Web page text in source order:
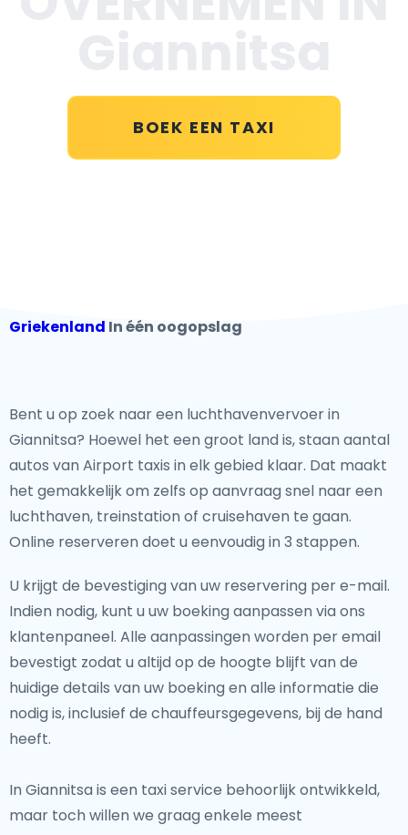
BOEK EEN TAXI
Griekenland In één oogopslag
Bent u op zoek naar een luchthavenvervoer in
Giannitsa? Hoewel het een groot land is, staan aantal
autos van Airport taxis in elk gebied klaar. Dat maakt
het gemakkelijk om zelfs op aanvraag snel naar een
luchthaven, treinstation of cruisehaven te gaan.
Online reserveren doet u eenvoudig in 3 stappen.
U krijgt de bevestiging van uw reservering per e-mail.
Indien nodig, kunt u uw boeking aanpassen via ons
klantenpaneel. Alle aanpassingen worden per email
bevestigt zodat u altijd op de hoogte blijft van de
huidige details van uw boeking en alle informatie die
nodig is, inclusief de chauffeursgegevens, bij de hand
heeft.
In Giannitsa is een taxi service behoorlijk ontwikkeld,
maar toch willen we graag enkele meest